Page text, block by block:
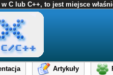
C lub C++, to jest miejsce
Artykuły